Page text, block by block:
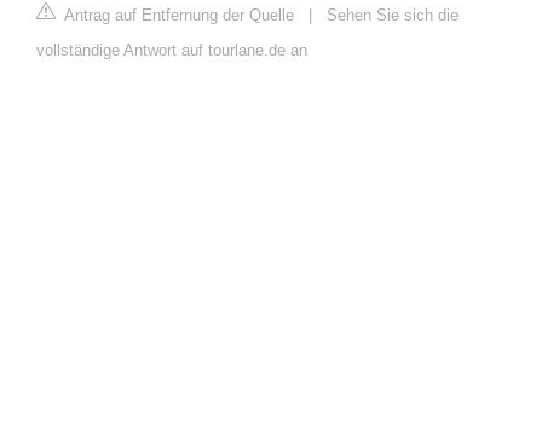
Antrag auf Entfernung der Quelle | Sehen Sie sich die
vollständige Antwort auf tourlane.de an